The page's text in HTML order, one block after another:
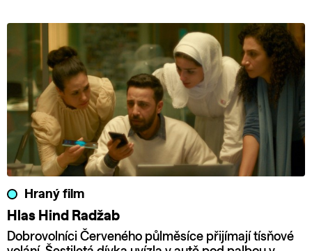
Hraný film
Hlas Hind Radžab
Dobrovolníci Červeného půlměsíce přijímají tísňové